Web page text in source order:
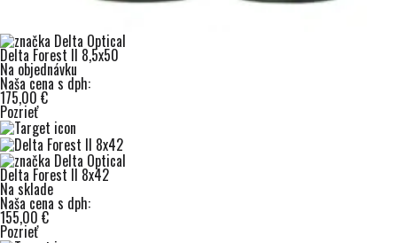
Delta Forest II 8,5x50
Na objednávku
Naša cena s dph:
175,00 €
Pozrieť
Delta Forest II 8x42
Na sklade
Naša cena s dph:
155,00 €
Pozrieť